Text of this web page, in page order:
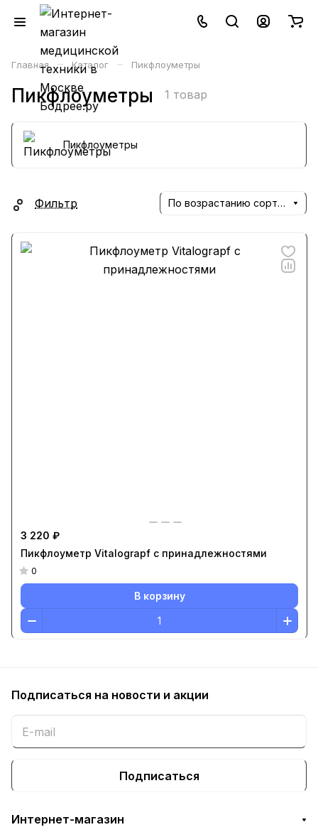
Главная – Каталог – Пикфлоуметры
Пикфлоуметры 1 товар
Пикфлоуметры
Фильтр По возрастанию сортировки
3 220 ₽
Пикфлоуметр Vitalograpf с принадлежностями
0
В корзину
Подписаться на новости и акции
Подписаться
Интернет-магазин